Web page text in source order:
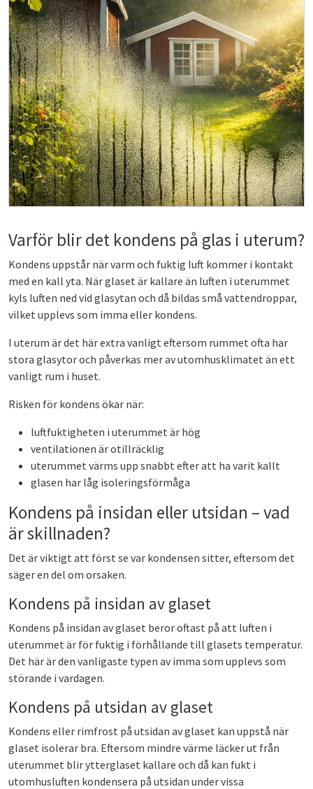
Varför blir det kondens på glas i uterum?
Kondens uppstår när varm och fuktig luft kommer i kontakt
med en kall yta. När glaset är kallare än luften i uterummet
kyls luften ned vid glasytan och då bildas små vattendroppar,
vilket upplevs som imma eller kondens.
I uterum är det här extra vanligt eftersom rummet ofta har
stora glasytor och påverkas mer av utomhusklimatet än ett
vanligt rum i huset.
Risken för kondens ökar när:
luftfuktigheten i uterummet är hög
ventilationen är otillräcklig
uterummet värms upp snabbt efter att ha varit kallt
glasen har låg isoleringsförmåga
Kondens på insidan eller utsidan – vad
är skillnaden?
Det är viktigt att först se var kondensen sitter, eftersom det
säger en del om orsaken.
Kondens på insidan av glaset
Kondens på insidan av glaset beror oftast på att luften i
uterummet är för fuktig i förhållande till glasets temperatur.
Det här är den vanligaste typen av imma som upplevs som
störande i vardagen.
Kondens på utsidan av glaset
Kondens eller rimfrost på utsidan av glaset kan uppstå när
glaset isolerar bra. Eftersom mindre värme läcker ut från
uterummet blir ytterglaset kallare och då kan fukt i
utomhusluften kondensera på utsidan under vissa